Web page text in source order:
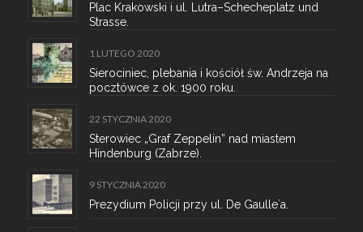
Plac Krakowski i ul. Lutra–Schecheplatz und
Strasse.
1 LUTEGO 2020
Sierociniec, plebania i kościół św. Andrzeja na
pocztówce z ok. 1900 roku.
22 STYCZNIA 2020
Sterowiec „Graf Zeppelin” nad miastem
Hindenburg (Zabrze).
9 STYCZNIA 2020
Prezydium Policji przy ul. De Gaulle´a.